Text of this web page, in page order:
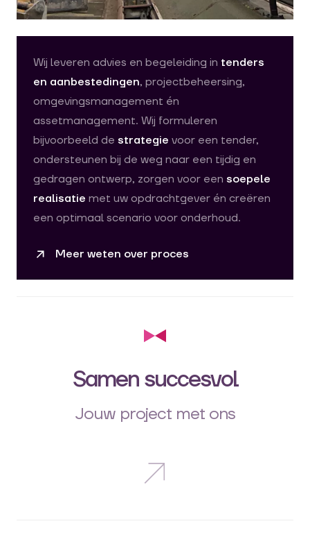
Wij leveren advies en begeleiding in tenders
en aanbestedingen, projectbeheersing,
omgevingsmanagement én
assetmanagement. Wij formuleren
bijvoorbeeld de strategie voor een tender,
ondersteunen bij de weg naar een tijdig en
gedragen ontwerp, zorgen voor een soepele
realisatie met uw opdrachtgever én creëren
een optimaal scenario voor onderhoud.
Meer weten over proces
Samen succesvol
Jouw project met ons